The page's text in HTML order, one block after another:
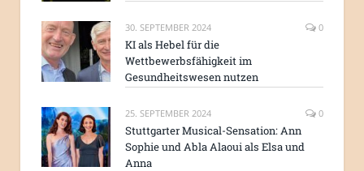
30. SEPTEMBER 2024 0
KI als Hebel für die
Wettbewerbsfähigkeit im
Gesundheitswesen nutzen
25. SEPTEMBER 2024 0
Stuttgarter Musical-Sensation: Ann
Sophie und Abla Alaoui als Elsa und
Anna